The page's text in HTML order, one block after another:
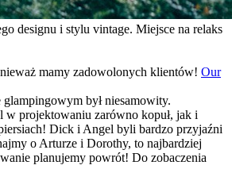
designu i stylu vintage. Miejsce na relaks
mamy zadowolonych klientów! Our
był niesamowity.
w projektowaniu zarówno kopuł, jak i
Dick i Angel byli bardzo przyjaźni
o Arturze i Dorothy, to najbardziej
planujemy powrót! Do zobaczenia